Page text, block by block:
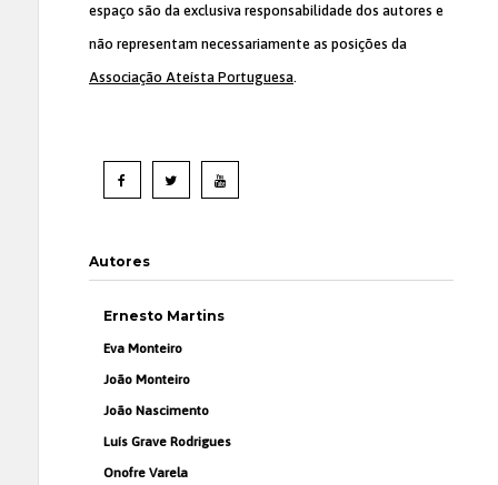
espaço são da exclusiva responsabilidade dos autores e
não representam necessariamente as posições da
Associação Ateísta Portuguesa.
Autores
Ernesto Martins
Eva Monteiro
João Monteiro
João Nascimento
Luís Grave Rodrigues
Onofre Varela